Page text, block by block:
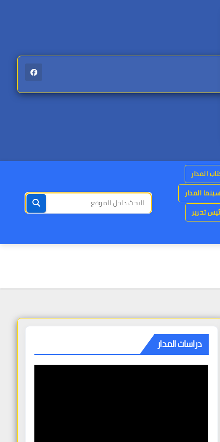
المدار
سينما المدار
تحرير
دراسات المدار